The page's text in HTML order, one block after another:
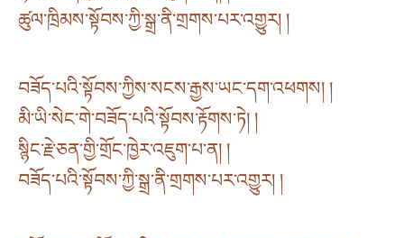
ཚུལ་ཁྲིམས་སྟོབས་ཀྱི་སྒྲ་ནི་གྲགས་པར་འགྱུར། །
བཟོད་པའི་སྟོབས་ཀྱིས་སངས་རྒྱས་ཡང་དག་འཕགས། །
མི་ཡི་སེང་གེ་བཟོད་པའི་སྟོབས་རྟོགས་ཏེ། །
སྙིང་རྗེ་ཅན་གྱི་གྲོང་ཁྱེར་འཇུག་པ་ན། །
བཟོད་པའི་སྟོབས་ཀྱི་སྒྲ་ནི་གྲགས་པར་འགྱུར། །